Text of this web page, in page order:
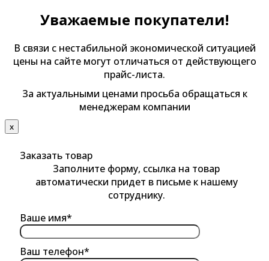
Уважаемые покупатели!
В связи с нестабильной экономической ситуацией
цены на сайте могут отличаться от действующего
прайс-листа.
За актуальными ценами просьба обращаться к
менеджерам компании
х
Заказать товар
Заполните форму, ссылка на товар
автоматически придет в письме к нашему
сотруднику.
Ваше имя*
Ваш телефон*